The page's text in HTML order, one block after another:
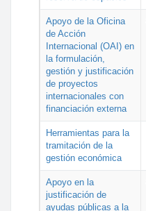
Apoyo de la Oficina
de Acción
Internacional (OAI) en
la formulación,
gestión y justificación
de proyectos
internacionales con
financiación externa
Herramientas para la
tramitación de la
gestión económica
Apoyo en la
justificación de
ayudas públicas a la